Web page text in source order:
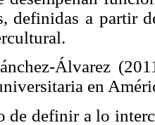
definidas a partir
Álvarez
en
de definir a lo